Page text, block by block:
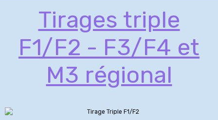
Tirages triple
F1/F2 - F3/F4 et
M3 régional